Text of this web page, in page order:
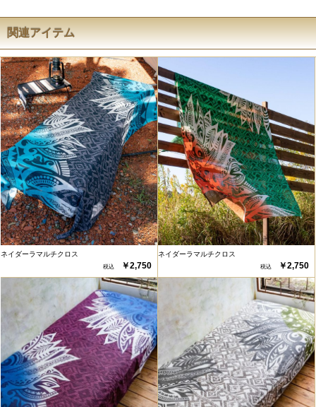
関連アイテム
ネイダーラマルチクロス
￥2,750
ネイダーラマルチクロス
￥2,750